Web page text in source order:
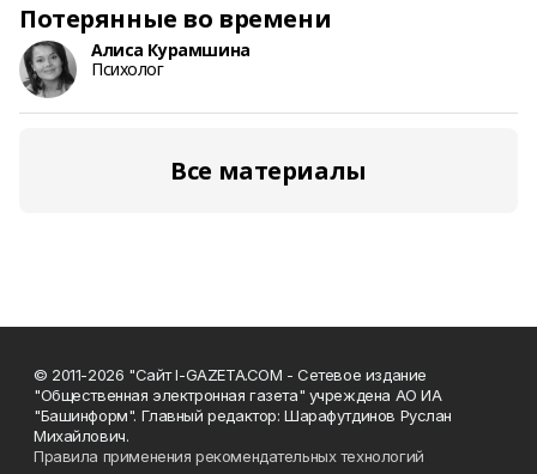
Потерянные во времени
Алиса Курамшина
Психолог
Все материалы
© 2011-2026 "Сайт I-GAZETA.COM - Сетевое издание
"Общественная электронная газета" учреждена АО ИА
"Башинформ". Главный редактор: Шарафутдинов Руслан
Михайлович.
Правила применения рекомендательных технологий